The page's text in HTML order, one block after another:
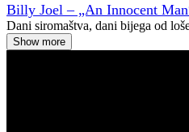
Billy Joel – „An Innocent
Dani siromaštva, dani bijega od
Show more